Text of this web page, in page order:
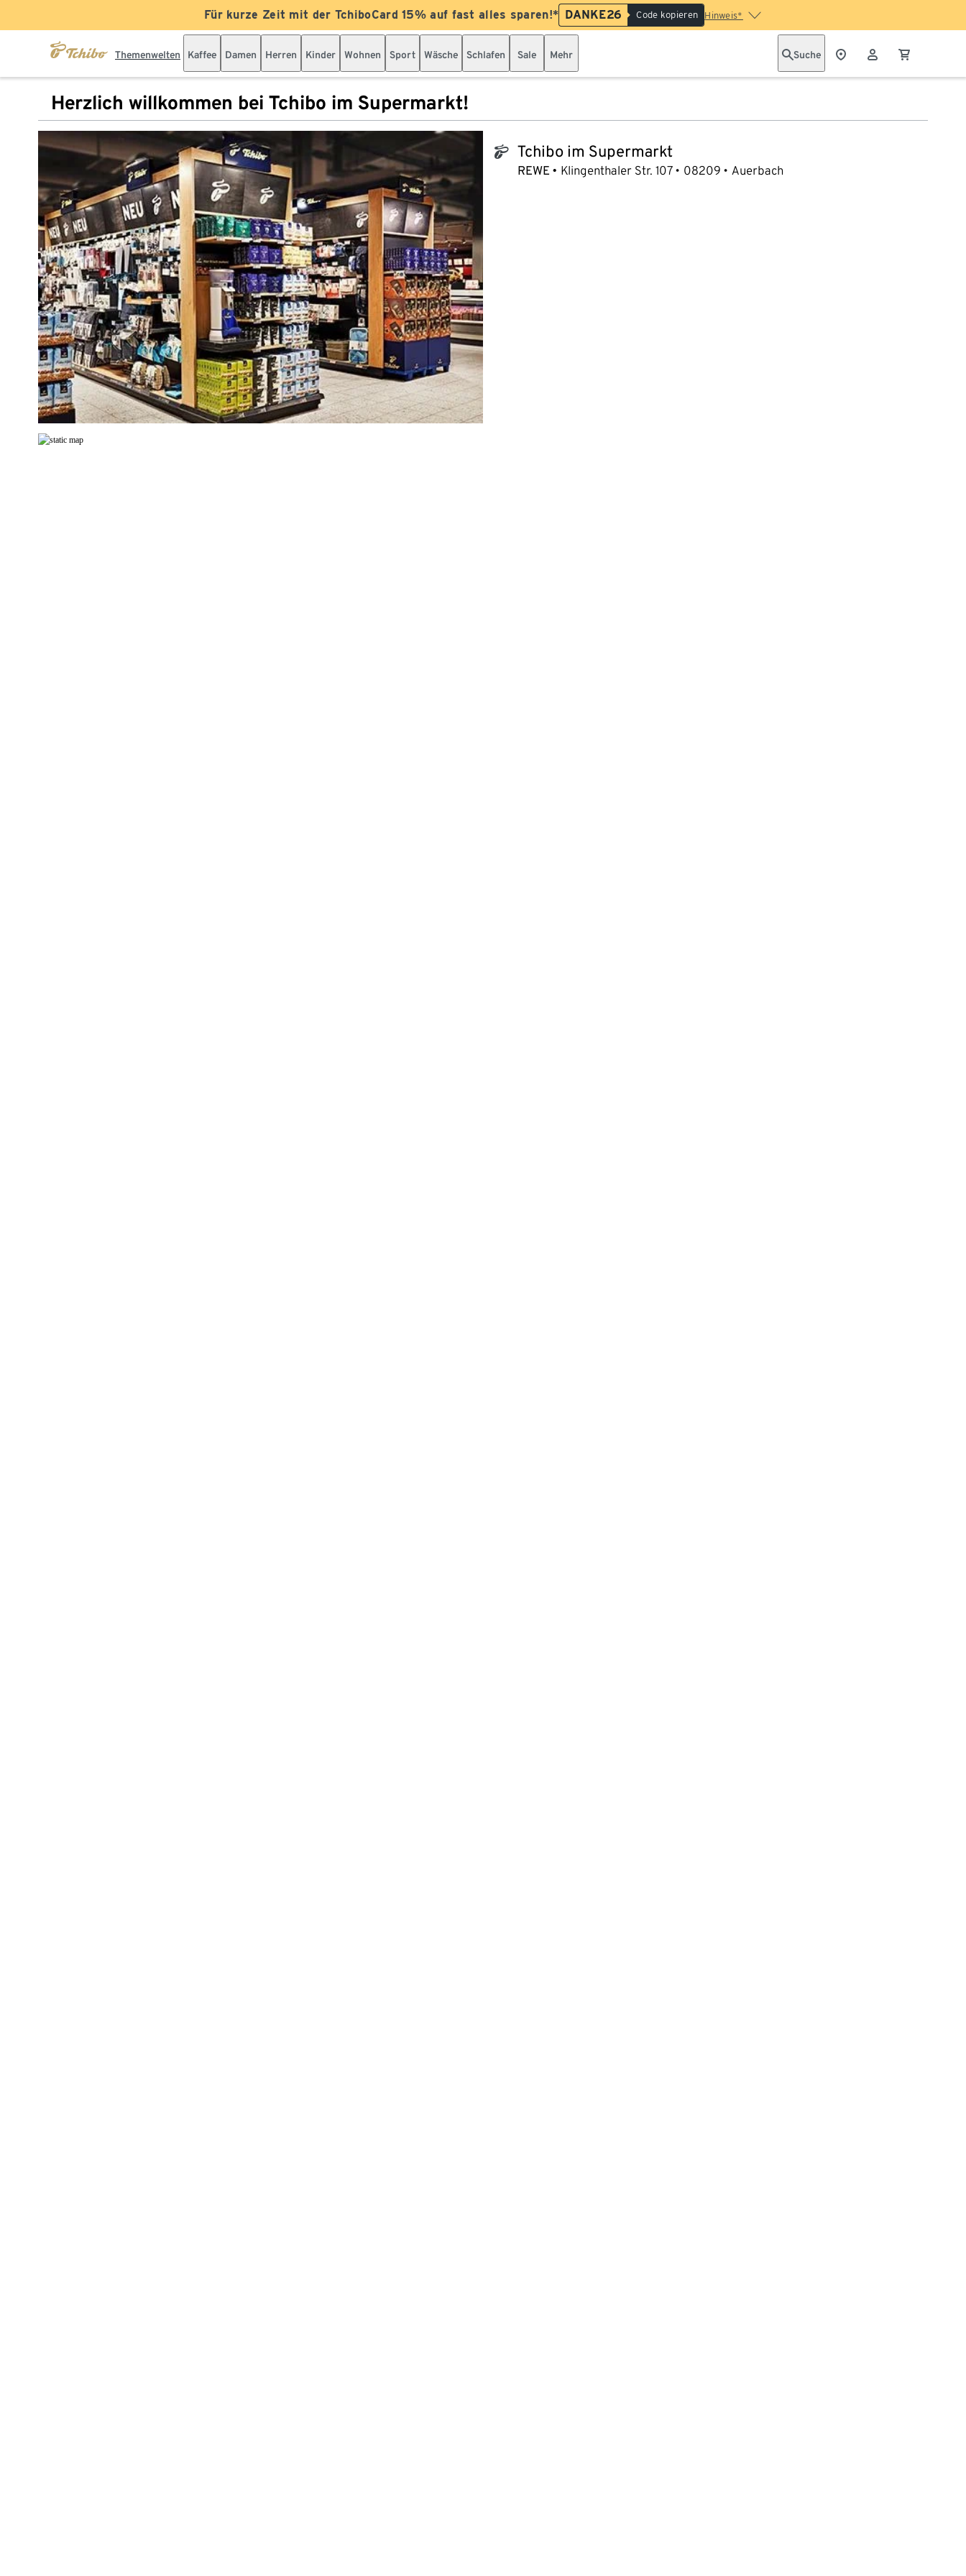
Für kurze Zeit mit der TchiboCard 15% auf fast alles sparen!* DANKE26 Code kopieren Hinweis*
Themenwelten Kaffee Damen Herren Kinder Wohnen Sport Wäsche Schlafen Sale Mehr Suche
Herzlich willkommen bei Tchibo im Supermarkt!
tchibo_logo Tchibo im Supermarkt
REWE Klingenthaler Str. 107 08209 Auerbach